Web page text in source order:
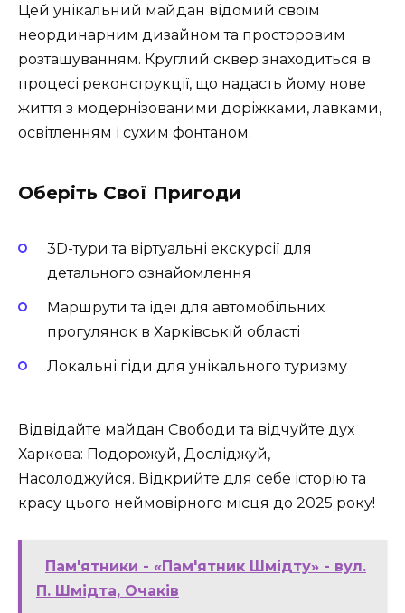
Цей унікальний майдан відомий своїм
неординарним дизайном та просторовим
розташуванням. Круглий сквер знаходиться в
процесі реконструкції, що надасть йому нове
життя з модернізованими доріжками, лавками,
освітленням і сухим фонтаном.
Оберіть Свої Пригоди
3D-тури та віртуальні екскурсії для
детального ознайомлення
Маршрути та ідеї для автомобільних
прогулянок в Харківській області
Локальні гіди для унікального туризму
Відвідайте майдан Свободи та відчуйте дух
Харкова: Подорожуй, Досліджуй,
Насолоджуйся. Відкрийте для себе історію та
красу цього неймовірного місця до 2025 року!
Пам'ятники - «Пам'ятник Шмідту» - вул.
П. Шмідта, Очаків